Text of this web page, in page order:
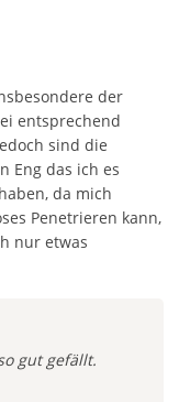
der
entsprechend
sind die
Eng das ich es
da mich
Penetrieren kann,
nur etwas
gut gefällt.